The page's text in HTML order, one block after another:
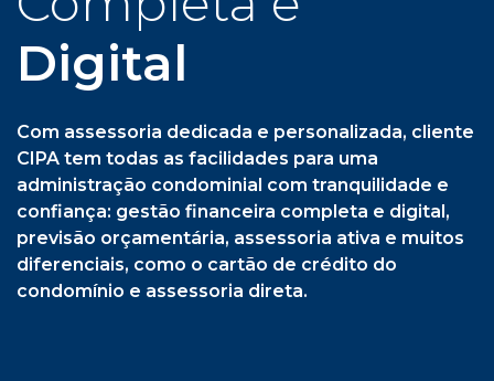
Digital
Com assessoria dedicada e personalizada, cliente
CIPA tem todas as facilidades para uma
administração condominial com tranquilidade e
confiança: gestão financeira completa e digital,
previsão orçamentária, assessoria ativa e muitos
diferenciais, como o cartão de crédito do
condomínio e assessoria direta.